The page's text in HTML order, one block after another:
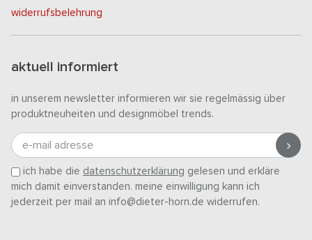
widerrufsbelehrung
aktuell informiert
in unserem newsletter informieren wir sie regelmässig über
produktneuheiten und designmöbel trends.
e-mail adresse
ich habe die datenschutzerklärung gelesen und erkläre
mich damit einverstanden. meine einwilligung kann ich
jederzeit per mail an info@dieter-horn.de widerrufen.